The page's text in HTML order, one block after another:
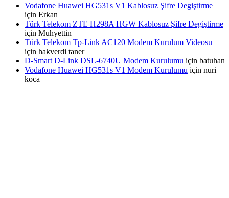
Vodafone Huawei HG531s V1 Kablosuz Şifre Degiştirme
için Erkan
Türk Telekom ZTE H298A HGW Kablosuz Şifre Degiştirme
için Muhyettin
Türk Telekom Tp-Link AC120 Modem Kurulum Videosu
için hakverdi taner
D-Smart D-Link DSL-6740U Modem Kurulumu için batuhan
Vodafone Huawei HG531s V1 Modem Kurulumu için nuri
koca